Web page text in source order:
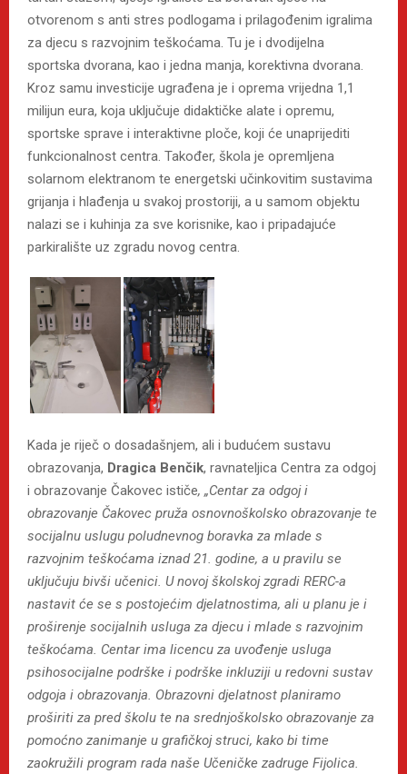
otvorenom s anti stres podlogama i prilagođenim igralima
za djecu s razvojnim teškoćama. Tu je i dvodijelna
sportska dvorana, kao i jedna manja, korektivna dvorana.
Kroz samu investicije ugrađena je i oprema vrijedna 1,1
milijun eura, koja uključuje didaktičke alate i opremu,
sportske sprave i interaktivne ploče, koji će unaprijediti
funkcionalnost centra. Također, škola je opremljena
solarnom elektranom te energetski učinkovitim sustavima
grijanja i hlađenja u svakoj prostoriji, a u samom objektu
nalazi se i kuhinja za sve korisnike, kao i pripadajuće
parkiralište uz zgradu novog centra.
Kada je riječ o dosadašnjem, ali i budućem sustavu
obrazovanja, Dragica Benčik, ravnateljica Centra za odgoj
i obrazovanje Čakovec ističe, „Centar za odgoj i
obrazovanje Čakovec pruža osnovnoškolsko obrazovanje te
socijalnu uslugu poludnevnog boravka za mlade s
razvojnim teškoćama iznad 21. godine, a u pravilu se
uključuju bivši učenici. U novoj školskoj zgradi RERC-a
nastavit će se s postojećim djelatnostima, ali u planu je i
proširenje socijalnih usluga za djecu i mlade s razvojnim
teškoćama. Centar ima licencu za uvođenje usluga
psihosocijalne podrške i podrške inkluziji u redovni sustav
odgoja i obrazovanja. Obrazovni djelatnost planiramo
proširiti za pred školu te na srednjoškolsko obrazovanje za
pomoćno zanimanje u grafičkoj struci, kako bi time
zaokružili program rada naše Učeničke zadruge Fijolica.